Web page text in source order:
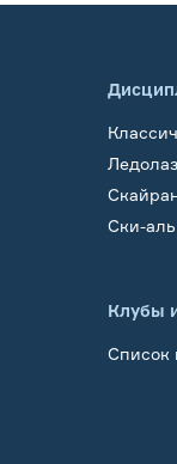
Ски-
Клубы
Список